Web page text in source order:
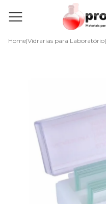
Home|Vidrarias para Laboratório|